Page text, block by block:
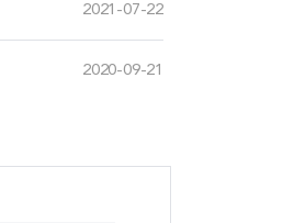
2021-07-22
2020-09-21